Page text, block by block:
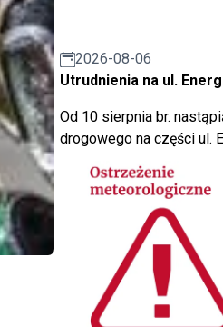
2026-08-06
Utrudnienia na ul.
Od 10 sierpnia br.
drogowego na części ul.